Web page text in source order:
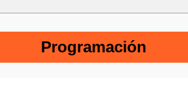
Programación